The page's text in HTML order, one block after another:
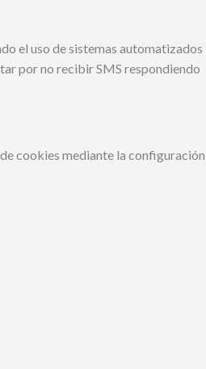
el uso de sistemas automatizados
por no recibir SMS respondiendo
cookies mediante la configuración